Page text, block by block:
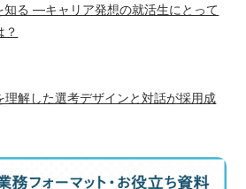
知る ―キャリア発想の就活生にとって
？
理解した選考デザインと対話が採用成